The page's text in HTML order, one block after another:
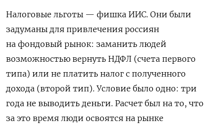
Налоговые льготы — фишка ИИС. Они были
задуманы для привлечения россиян
на фондовый рынок: заманить людей
возможностью вернуть НДФЛ (счета первого
типа) или не платить налог с полученного
дохода (второй тип). Условие было одно: три
года не выводить деньги. Расчет был на то, что
за это время люди освоятся на рынке